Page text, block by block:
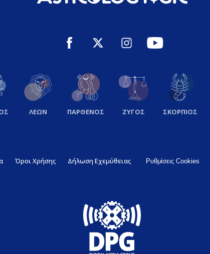
ΛΕΩΝ ΠΑΡΘΕΝΟΣ ΖΥΓΟΣ ΣΚΟΡΠΙΟΣ
Όροι Χρήσης Δήλωση Εχεμύθειας Ρυθμίσεις Cookies